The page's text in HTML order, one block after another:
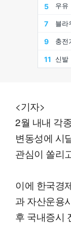
<기자>
2월 내내 각
변동성에 시
관심이 쏠리
이에 한국경
과 자산운용
후 국내증시